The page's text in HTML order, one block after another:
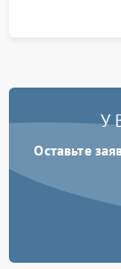
У
Оставьте